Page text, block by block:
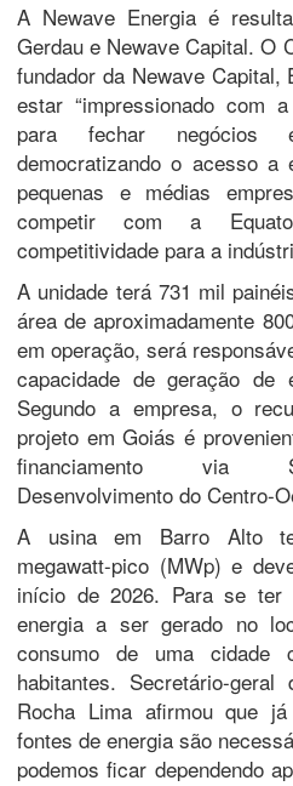
A Newave Energia é
Gerdau e Newave Capital. O
fundador da Newave Capital,
estar “impressionado com
para fechar negócios
democratizando o acesso a
pequenas e médias
competir com a
competitividade para a
A unidade terá 731 mil
área de aproximadamente
em operação, será
capacidade de geração de
Segundo a empresa, o
projeto em Goiás é
financiamento via
Desenvolvimento do Centro-
A usina em Barro Alto
megawatt-pico (MWp) e
início de 2026. Para se
energia a ser gerado no
consumo de uma
habitantes. Secretário-
Rocha Lima afirmou que
fontes de energia são
podemos ficar dependendo